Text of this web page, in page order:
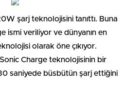
şarj teknolojisini tanıttı. Buna
ismi veriliyor ve dünyanın en
olarak öne çıkıyor.
Charge teknolojisinin bir
saniyede büsbütün şarj ettiğini